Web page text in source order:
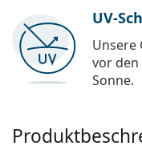
UV-
Unsere
vor den
Sonne.